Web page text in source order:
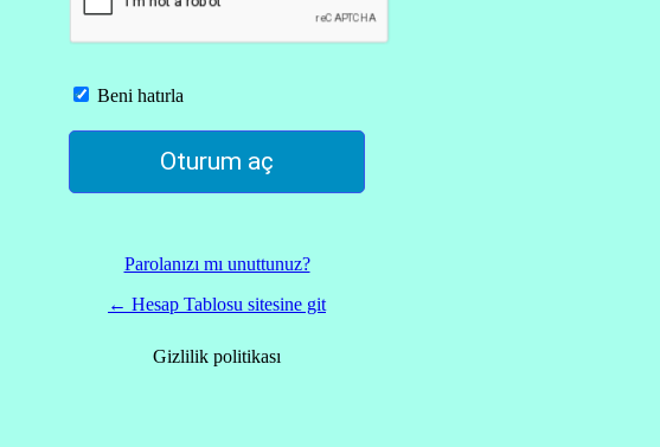
Beni hatırla
Parolanızı mı unuttunuz?
← Hesap Tablosu sitesine git
Gizlilik politikası